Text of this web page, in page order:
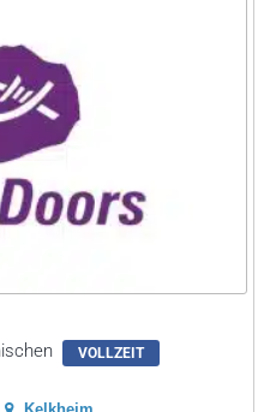
VOLLZEIT